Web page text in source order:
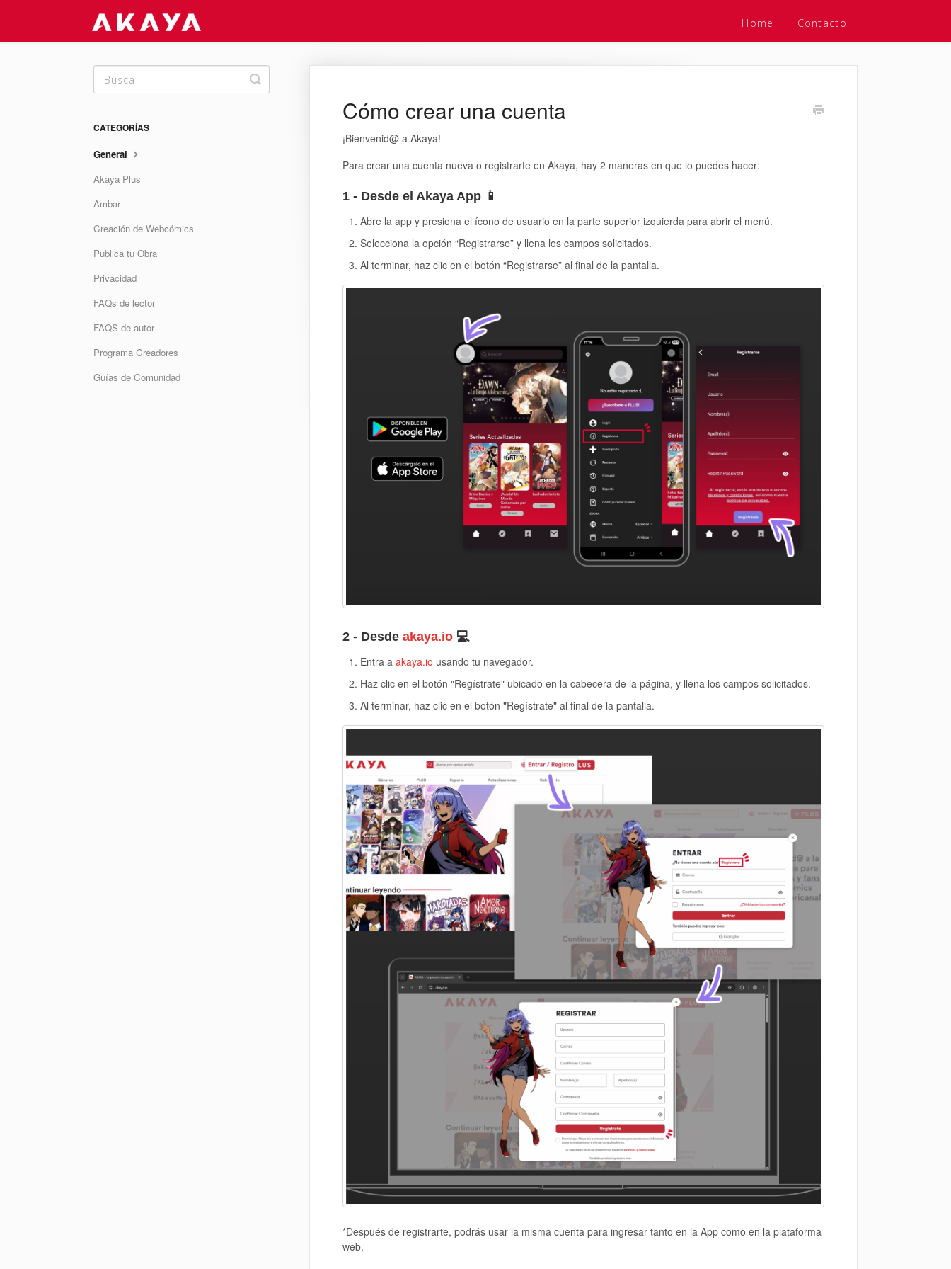
Home Contacto
Cómo crear una cuenta
¡Bienvenid@ a Akaya!
Para crear una cuenta nueva o registrarte en Akaya, hay 2 maneras en que lo puedes hacer:
1 - Desde el Akaya App 📱
Abre la app y presiona el ícono de usuario en la parte superior izquierda para abrir el menú.
Selecciona la opción “Registrarse” y llena los campos solicitados.
Al terminar, haz clic en el botón “Registrarse” al final de la pantalla.
2 - Desde akaya.io💻
Entra a akaya.io usando tu navegador.
Haz clic en el botón "Regístrate" ubicado en la cabecera de la página, y llena los campos solicitados.
Al terminar, haz clic en el botón "Regístrate" al final de la pantalla.
*Después de registrarte, podrás usar la misma cuenta para ingresar tanto en la App como en la plataforma
web.
Toggle
Search
CATEGORÍAS
General
Akaya Plus
Ambar
Creación de Webcómics
Publica tu Obra
Privacidad
FAQs de lector
FAQS de autor
Programa Creadores
Guías de Comunidad